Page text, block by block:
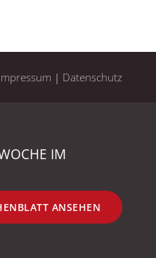
| Datenschutz
IM
ANSEHEN